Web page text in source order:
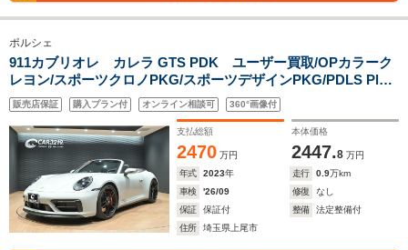
ポルシェ
911カブリオレ カレラ GTS PDK ユーザー買取/OPカラーク
レヨン/スポーツクロノPKG/スポーツデザインPKG/PDLS Plus/
ターボSサテンブラックAW/スポーツエキゾースト/Boseサウン
ドシステム/PASM/スポーツサスペンション/レッドBキャリパ
ー/Sヒーター
販売店保証 購入プラン付 オンライン相談可 360°画像付
支払総額
2470 万円
本体価格
2447.8 万円
年式
2023年 走行 0.9万km
車検
'26/09 修復
なし
保証
保証付 整備
法定整備付
住所
埼玉県上尾市